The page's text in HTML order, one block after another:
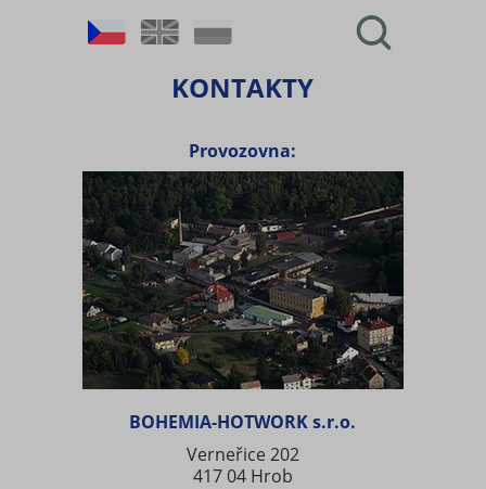
KONTAKTY
Provozovna:
BOHEMIA-HOTWORK s.r.o.
Verneřice 202
417 04 Hrob